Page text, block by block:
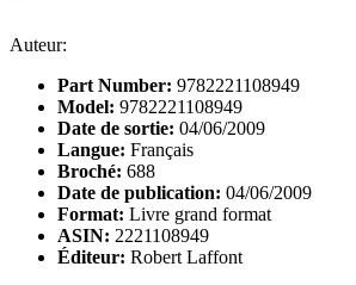
Auteur:
Part Number: 9782221108949
Model: 9782221108949
Date de sortie: 04/06/2009
Langue: Français
Broché: 688
Date de publication: 04/06/2009
Format: Livre grand format
ASIN: 2221108949
Éditeur: Robert Laffont